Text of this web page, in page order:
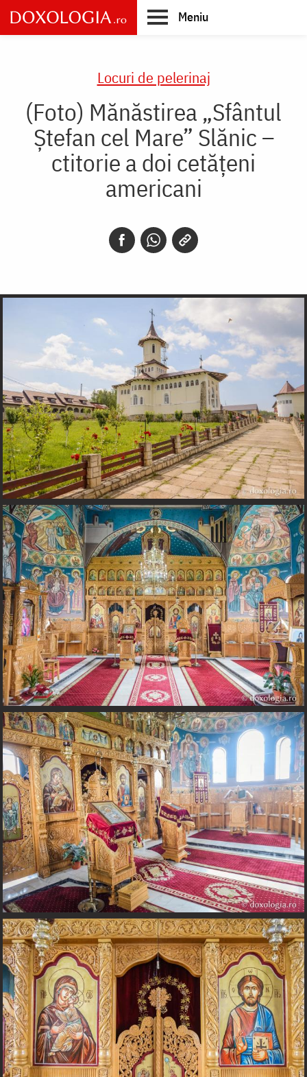
Skip
to
main
Meniu
Locuri de pelerinaj
(Foto) Mănăstirea „Sfântul
Ștefan cel Mare” Slănic –
ctitorie a doi cetățeni
americani